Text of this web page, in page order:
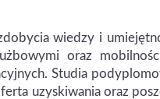
wiedzy i
oraz
Studia
uzyskiwania oraz